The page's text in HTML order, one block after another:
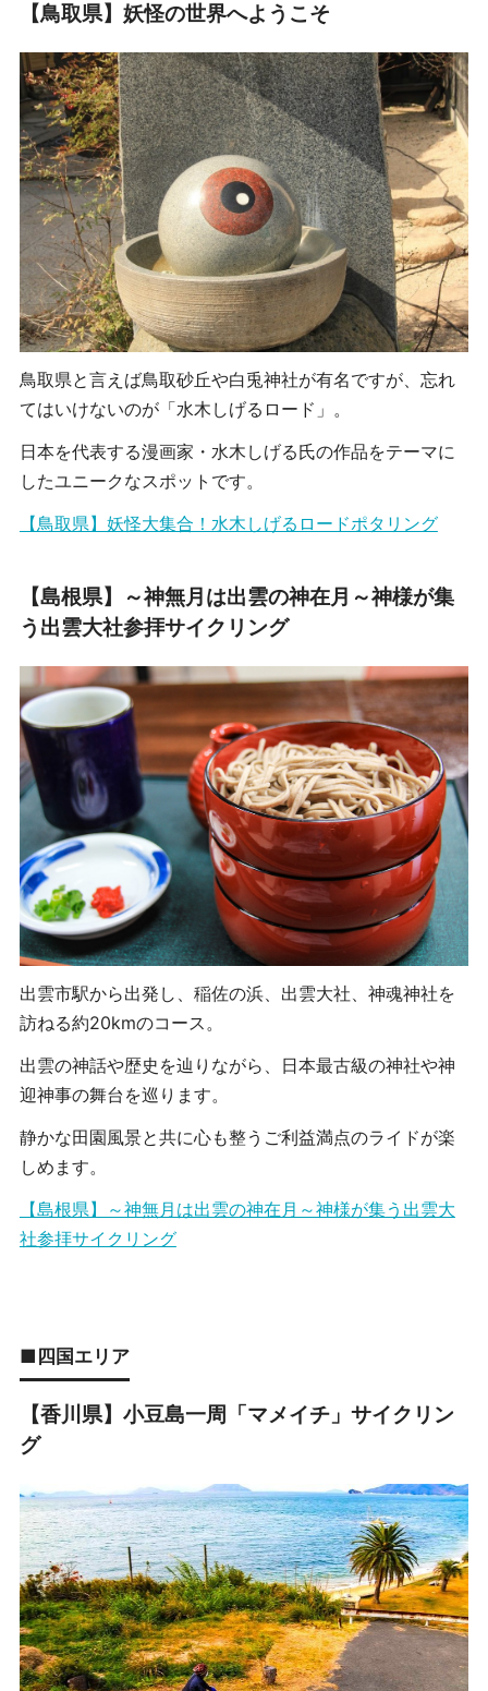
【鳥取県】妖怪の世界へようこそ
鳥取県と言えば鳥取砂丘や白兎神社が有名ですが、忘れ
てはいけないのが「水木しげるロード」 。
日本を代表する漫画家・水木しげる氏の作品をテーマに
したユニークなスポットです。
【鳥取県】妖怪大集合！水木しげるロードポタリング
【島根県】～神無月は出雲の神在月～神様が集
う出雲大社参拝サイクリング
出雲市駅から出発し、稲佐の浜、出雲大社、神魂神社を
訪ねる約20kmのコース。
出雲の神話や歴史を辿りながら、日本最古級の神社や神
迎神事の舞台を巡ります。
静かな田園風景と共に心も整うご利益満点のライドが楽
しめます。
【島根県】～神無月は出雲の神在月～神様が集う出雲大
社参拝サイクリング
■四国エリア
【香川県】小豆島一周「マメイチ」サイクリン
グ